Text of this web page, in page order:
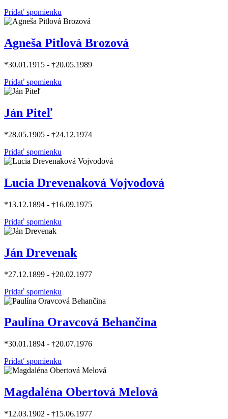
Pridať spomienku
Agneša Pitlová Brozová
*30.01.1915 - †20.05.1989
Pridať spomienku
Ján Piteľ
*28.05.1905 - †24.12.1974
Pridať spomienku
Lucia Drevenaková Vojvodová
*13.12.1894 - †16.09.1975
Pridať spomienku
Ján Drevenak
*27.12.1899 - †20.02.1977
Pridať spomienku
Paulína Oravcová Behančina
*30.01.1894 - †20.07.1976
Pridať spomienku
Magdaléna Obertová Melová
*12.03.1902 - †15.06.1977